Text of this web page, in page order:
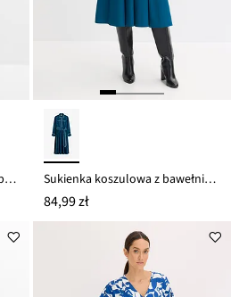
Sukienka szmizjerka z czystej bawełny Sukienka koszulowa z bawełnianej popeliny z wykończeniem nie wymagającym prasowania
84,99 zł